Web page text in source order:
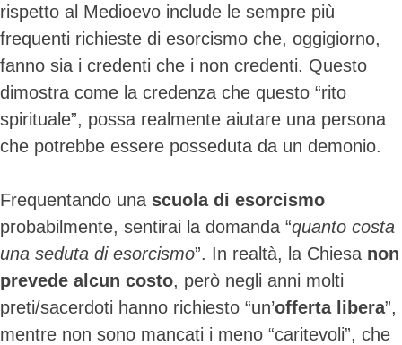
rispetto al Medioevo include le sempre più
frequenti richieste di esorcismo che, oggigiorno,
fanno sia i credenti che i non credenti. Questo
dimostra come la credenza che questo “rito
spirituale”, possa realmente aiutare una persona
che potrebbe essere posseduta da un demonio.
Frequentando una scuola di esorcismo
probabilmente, sentirai la domanda “quanto costa
una seduta di esorcismo”. In realtà, la Chiesa non
prevede alcun costo, però negli anni molti
preti/sacerdoti hanno richiesto “un’offerta libera”,
mentre non sono mancati i meno “caritevoli”, che